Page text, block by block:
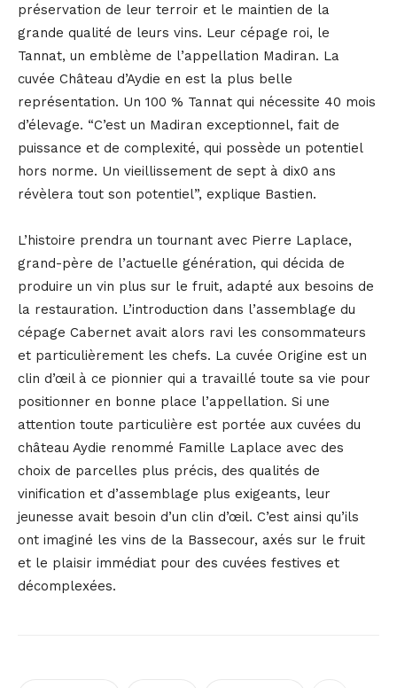
préservation de leur terroir et le maintien de la
grande qualité de leurs vins. Leur cépage roi, le
Tannat, un emblème de l’appellation Madiran. La
cuvée Château d’Aydie en est la plus belle
représentation. Un 100 % Tannat qui nécessite 40 mois
d’élevage. “C’est un Madiran exceptionnel, fait de
puissance et de complexité, qui possède un potentiel
hors norme. Un vieillissement de sept à dix0 ans
révèlera tout son potentiel”, explique Bastien.
L’histoire prendra un tournant avec Pierre Laplace,
grand-père de l’actuelle génération, qui décida de
produire un vin plus sur le fruit, adapté aux besoins de
la restauration. L’introduction dans l’assemblage du
cépage Cabernet avait alors ravi les consommateurs
et particulièrement les chefs. La cuvée Origine est un
clin d’œil à ce pionnier qui a travaillé toute sa vie pour
positionner en bonne place l’appellation. Si une
attention toute particulière est portée aux cuvées du
château Aydie renommé Famille Laplace avec des
choix de parcelles plus précis, des qualités de
vinification et d’assemblage plus exigeants, leur
jeunesse avait besoin d’un clin d’œil. C’est ainsi qu’ils
ont imaginé les vins de la Bassecour, axés sur le fruit
et le plaisir immédiat pour des cuvées festives et
décomplexées.